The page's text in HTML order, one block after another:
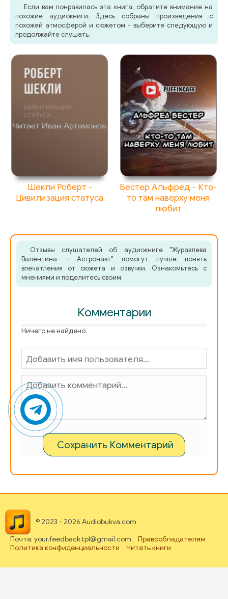
Если вам понравилась эта книга, обратите внимание на
похожие аудиокниги. Здесь собраны произведения с
похожей атмосферой и сюжетом - выберите следующую и
продолжайте слушать.
Шекли Роберт -
Цивилизация статуса
Бестер Альфред - Кто-
то там наверху меня
любит
Отзывы слушателей об аудиокниге "Журавлева
Валентина – Астронавт" помогут лучше понять
впечатления от сюжета и озвучки. Ознакомьтесь с
мнениями и поделитесь своим.
Комментарии
Ничего не найдено.
Сохранить Комментарий
© 2023 - 2026 Audiobukva.com
Почта: your.feedback.tpl@gmail.com
Правообладателям
Политика конфиденциальности
Читать книги